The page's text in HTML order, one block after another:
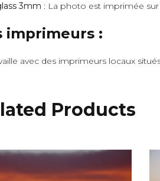
3mm : La photo est imprimée
imprimeurs :
avec des imprimeurs locaux
Products